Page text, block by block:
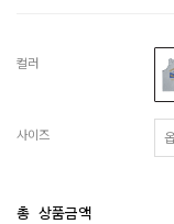
컬러
사이즈
총 상품금액